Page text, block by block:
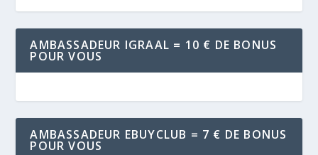
AMBASSADEUR IGRAAL = 10 € DE BONUS
POUR VOUS
AMBASSADEUR EBUYCLUB = 7 € DE BONUS
POUR VOUS